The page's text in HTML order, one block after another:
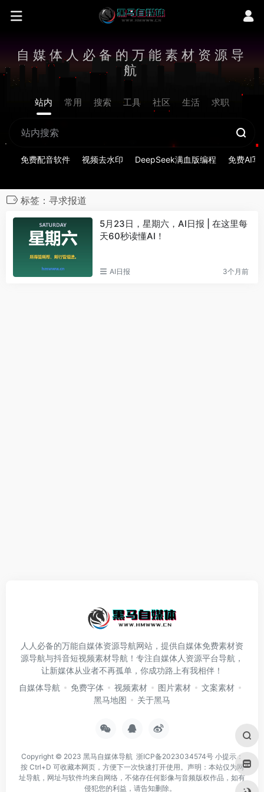
自媒体人必备的万能素材资源导
航
站内 常用 搜索 工具 社区 生活 求职
免费配音软件 视频去水印 DeepSeek满血版编程 免费AI写
标签：寻求报道
5月23日，星期六，AI日报 | 在这里每
天60秒读懂AI！
AI日报 3个月前
人人必备的万能自媒体资源导航网站，提供自媒体免费素材资
源导航与抖音短视频素材导航！专注自媒体人资源平台导航，
让新媒体从业者不再孤单，你成功路上有我相伴！
自媒体导航
免费字体 视频素材 图片素材
文案素材
黑马地图
关于黑马
Copyright © 2023 黑马自媒体导航 浙ICP备2023034574号小提示：
按 Ctrl+D 可收藏本网页，方便下一次快速打开使用。声明：本站仅为网
址导航，网址与软件均来自网络，不储存任何影像与音频版权作品，如有
侵犯您的利益，请告知删除。